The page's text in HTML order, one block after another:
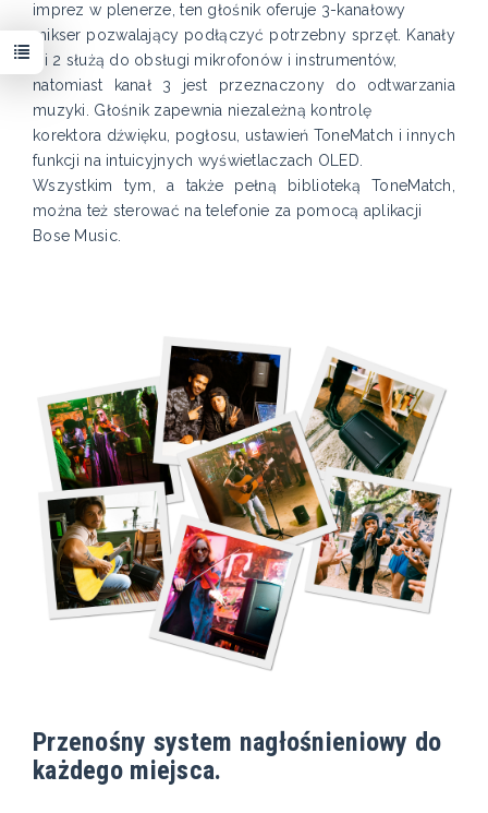
imprez w plenerze, ten głośnik oferuje 3-kanałowy
mikser pozwalający podłączyć potrzebny sprzęt. Kanały
1 i 2 służą do obsługi mikrofonów i instrumentów,
natomiast kanał 3 jest przeznaczony do odtwarzania
muzyki. Głośnik zapewnia niezależną kontrolę
korektora dźwięku, pogłosu, ustawień ToneMatch i innych
funkcji na intuicyjnych wyświetlaczach OLED.
Wszystkim tym, a także pełną biblioteką ToneMatch,
można też sterować na telefonie za pomocą aplikacji
Bose Music.
Przenośny system nagłośnieniowy do
każdego miejsca.